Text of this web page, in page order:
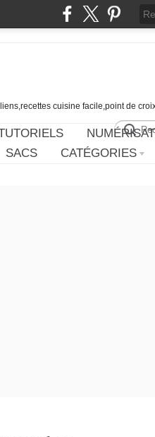
cuisine facile,point de
SACS CATÉGORIES